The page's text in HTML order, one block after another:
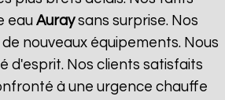
eau Auraysans surprise. Nos
nouveaux équipements. Nous
d'esprit. Nos clients satisfaits
à une urgence chauffe